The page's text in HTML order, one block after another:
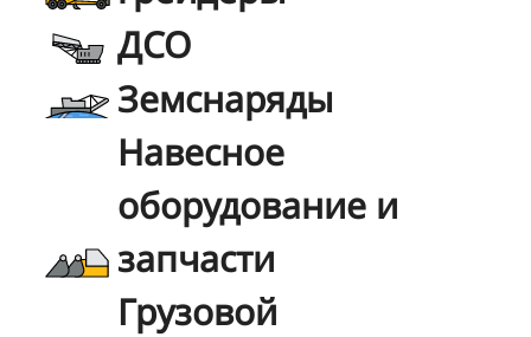
ДСО
Земснаряды
Навесное
оборудование и
запчасти
Грузовой